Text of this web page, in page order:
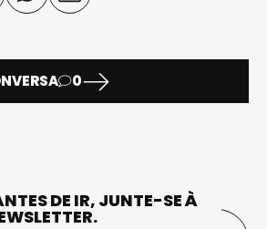
0
DE IR, JUNTE-SE À